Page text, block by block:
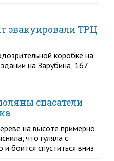
эвакуировали ТРЦ
коробке на
на Зарубина, 167
спасатели
на высоте примерно
что гуляла с
боится спуститься вниз